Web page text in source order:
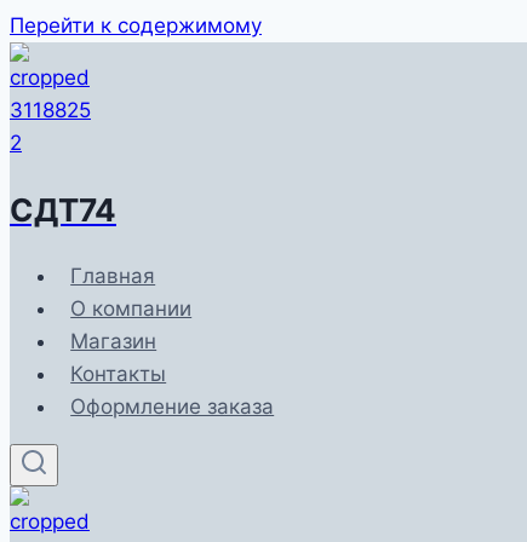
Перейти к содержимому
СДТ74
Главная
О компании
Магазин
Контакты
Оформление заказа